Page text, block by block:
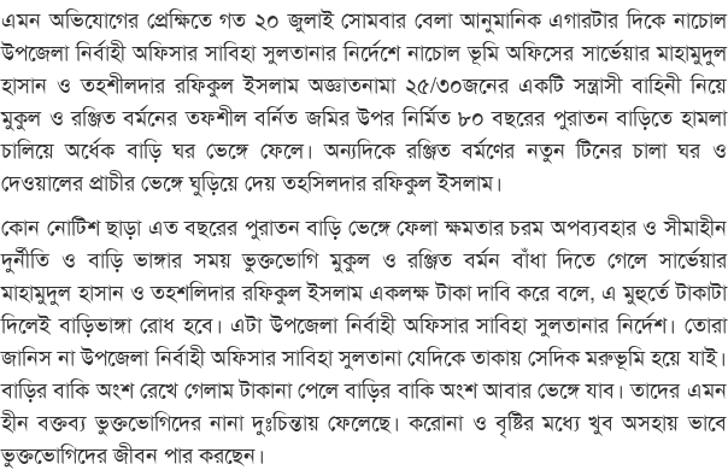
এমন অভিযোগের প্রেক্ষিতে গত ২০ জুলাই সোমবার বেলা আনুমানিক এগারটার দিকে নাচোল
উপজেলা নির্বাহী অফিসার সাবিহা সুলতানার নির্দেশে নাচোল ভূমি অফিসের সার্ভেয়ার মাহামুদুল
হাসান ও তহশীলদার রফিকুল ইসলাম অজ্ঞাতনামা ২৫/৩০জনের একটি সন্ত্রাসী বাহিনী নিয়ে
মুকুল ও রঞ্জিত বর্মনের তফশীল বর্নিত জমির উপর নির্মিত ৮০ বছরের পুরাতন বাড়িতে হামলা
চালিয়ে অর্ধেক বাড়ি ঘর ভেঙ্গে ফেলে। অন্যদিকে রঞ্জিত বর্মণের নতুন টিনের চালা ঘর ও
দেওয়ালের প্রাচীর ভেঙ্গে ঘুড়িয়ে দেয় তহসিলদার রফিকুল ইসলাম।
কোন নোটিশ ছাড়া এত বছরের পুরাতন বাড়ি ভেঙ্গে ফেলা ক্ষমতার চরম অপব্যবহার ও সীমাহীন
দুর্নীতি ও বাড়ি ভাঙ্গার সময় ভুক্তভোগি মুকুল ও রঞ্জিত বর্মন বাঁধা দিতে গেলে সার্ভেয়ার
মাহামুদুল হাসান ও তহশলিদার রফিকুল ইসলাম একলক্ষ টাকা দাবি করে বলে, এ মুহুর্তে টাকাটা
দিলেই বাড়িভাঙ্গা রোধ হবে। এটা উপজেলা নির্বাহী অফিসার সাবিহা সুলতানার নির্দেশ। তোরা
জানিস না উপজেলা নির্বাহী অফিসার সাবিহা সুলতানা যেদিকে তাকায় সেদিক মরুভূমি হয়ে যাই।
বাড়ির বাকি অংশ রেখে গেলাম টাকানা পেলে বাড়ির বাকি অংশ আবার ভেঙ্গে যাব। তাদের এমন
হীন বক্তব্য ভুক্তভোগিদের নানা দুঃচিন্তায় ফেলেছে। করোনা ও বৃষ্টির মধ্যে খুব অসহায় ভাবে
ভুক্তভোগিদের জীবন পার করছেন।